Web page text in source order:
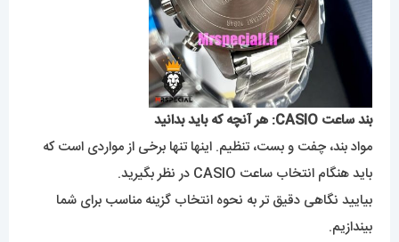
بند ساعت CASIO: هر آنچه که باید بدانید
مواد بند، چفت و بست، تنظیم. اینها تنها برخی از مواردی است که
باید هنگام انتخاب ساعت CASIO در نظر بگیرید.
بیایید نگاهی دقیق تر به نحوه انتخاب گزینه مناسب برای شما
بیندازیم.